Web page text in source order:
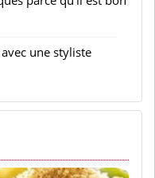
une styliste